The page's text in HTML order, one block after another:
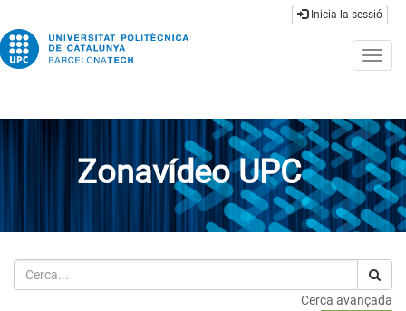
Inicia la sessió
Zonavídeo UPC
Cerca
Cerca avançada